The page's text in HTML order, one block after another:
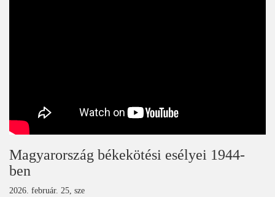
Magyarország békekötési esélyei 1944-
ben
2026. február. 25, sze